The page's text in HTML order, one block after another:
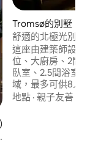
價中獲得 5.0 的平均
Tromsø的別墅
舒適的北極光別墅
這座由建築師設計
位、大廚房、2間
臥室、2.5間浴室
域，最多可供8人
向，總面積為 180
地點 ·親子友善